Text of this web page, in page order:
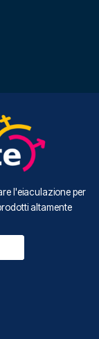
l'eiaculazione per
altamente